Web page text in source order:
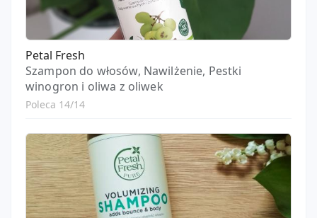
Petal Fresh
Szampon do włosów, Nawilżenie, Pestki
winogron i oliwa z oliwek
Poleca 14/14